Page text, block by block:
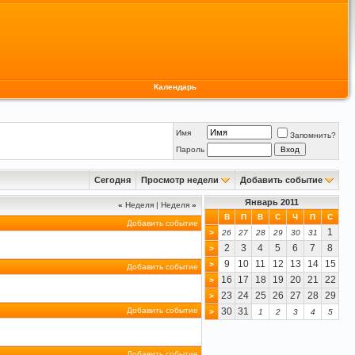
Календарь
Имя
Запомнить?
Пароль
Сегодня Просмотр недели Добавить событие
« Неделя | Неделя »
Добавить событие
Добавить событие
Добавить событие
Январь 2011
В П В С Ч П
С
>
26 27 28 29 30 31 1
> 2 3 4 5 6 7 8
> 9 10 11 12 13 14 15
> 16 17 18 19 20 21 22
> 23 24 25 26 27 28 29
> 30 31 1 2 3 4 5